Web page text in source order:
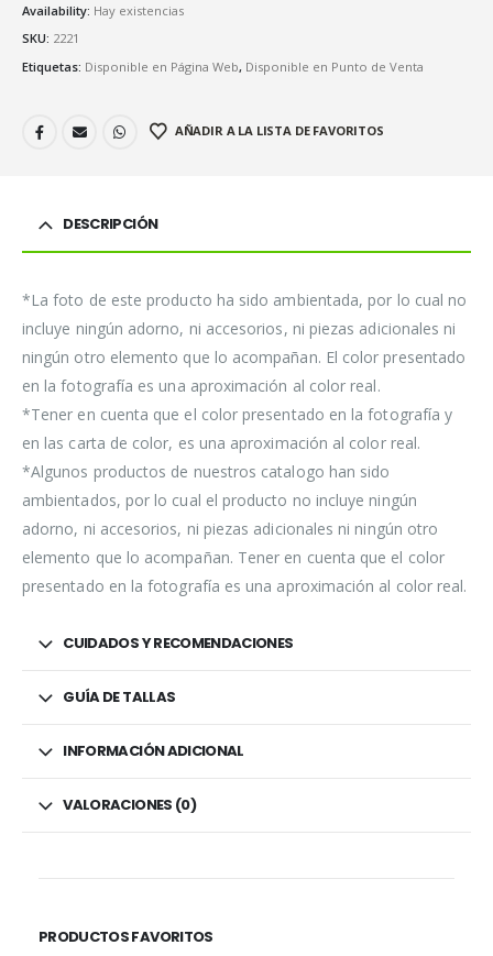
Availability: Hay existencias
SKU: 2221
Etiquetas: Disponible en Página Web, Disponible en Punto de Venta
AÑADIR A LA LISTA DE FAVORITOS
DESCRIPCIÓN
*La foto de este producto ha sido ambientada, por lo cual no
incluye ningún adorno, ni accesorios, ni piezas adicionales ni
ningún otro elemento que lo acompañan. El color presentado
en la fotografía es una aproximación al color real.
*Tener en cuenta que el color presentado en la fotografía y
en las carta de color, es una aproximación al color real.
*Algunos productos de nuestros catalogo han sido
ambientados, por lo cual el producto no incluye ningún
adorno, ni accesorios, ni piezas adicionales ni ningún otro
elemento que lo acompañan. Tener en cuenta que el color
presentado en la fotografía es una aproximación al color real.
CUIDADOS Y RECOMENDACIONES
GUÍA DE TALLAS
INFORMACIÓN ADICIONAL
VALORACIONES (0)
PRODUCTOS FAVORITOS